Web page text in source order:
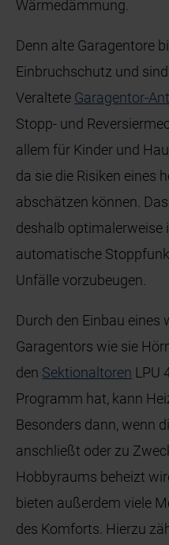
Wärmedämmung.
Denn alte Garagentore
Einbruchschutz und
Veraltete Garagentor-
Stopp- und
allem für Kinder und
da sie die Risiken eines
abschätzen können.
deshalb optimalerweise
automatische
Unfälle vorzubeugen.
Durch den Einbau
Garagentors wie sie
den Sektionaltoren LPU
Programm hat, kann
Besonders dann, wenn
anschließt oder zu
Hobbyraums beheizt
bieten außerdem viele
des Komforts. Hierzu